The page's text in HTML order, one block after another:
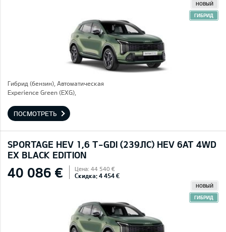
НОВЫЙ
ГИБРИД
Гибрид (бензин), Автоматическая
Experience Green (EXG),
ПОСМОТРЕТЬ
SPORTAGE HEV 1,6 T-GDI (239ЛС) HEV 6AT 4WD
EX BLACK EDITION
40 086 € Цена: 44 540 €
Скидка: 4 454 €
НОВЫЙ
ГИБРИД